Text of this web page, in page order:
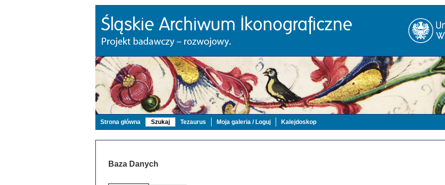
Strona główna Szukaj Tezaurus Moja galeria / Loguj Kalejdoskop
Baza Danych